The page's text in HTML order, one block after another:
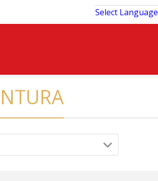
Select Language